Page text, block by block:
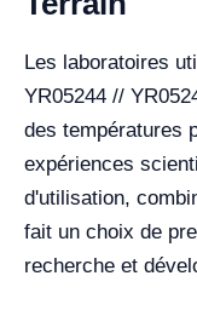
Les laboratoires
YR05244 //
des températures
expériences
d'utilisation,
fait un choix de
recherche et